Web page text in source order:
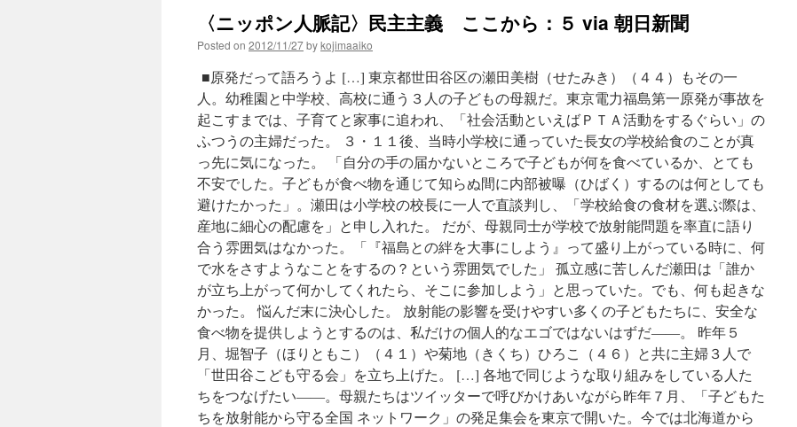
of
Atomic
Scientists
EcoWatch
〈ニッポン人脈記〉民主主義 ここから：５ via 朝日新聞
Posted on 2012/11/27bykojimaaiko
■原発だって語ろうよ […] 東京都世田谷区の瀬田美樹（せたみき）（４４）もその一
人。幼稚園と中学校、高校に通う３人の子どもの母親だ。東京電力福島第一原発が事故を
起こすまでは、子育てと家事に追われ、「社会活動といえばＰＴＡ活動をするぐらい」の
ふつうの主婦だった。 ３・１１後、当時小学校に通っていた長女の学校給食のことが真
っ先に気になった。 「自分の手の届かないところで子どもが何を食べているか、とても
不安でした。子どもが食べ物を通じて知らぬ間に内部被曝（ひばく）するのは何としても
避けたかった」。瀬田は小学校の校長に一人で直談判し、「学校給食の食材を選ぶ際は、
産地に細心の配慮を」と申し入れた。 だが、母親同士が学校で放射能問題を率直に語り
合う雰囲気はなかった。「『福島との絆を大事にしよう』って盛り上がっている時に、何
で水をさすようなことをするの？という雰囲気でした」 孤立感に苦しんだ瀬田は「誰か
が立ち上がって何かしてくれたら、そこに参加しよう」と思っていた。でも、何も起きな
かった。 悩んだ末に決心した。 放射能の影響を受けやすい多くの子どもたちに、安全な
食べ物を提供しようとするのは、私だけの個人的なエゴではないはずだ――。 昨年５
月、堀智子（ほりともこ）（４１）や菊地（きくち）ひろこ（４６）と共に主婦３人で
「世田谷こども守る会」を立ち上げた。 […] 各地で同じような取り組みをしている人た
ちをつなげたい――。母親たちはツイッターで呼びかけあいながら昨年７月、「子どもた
ちを放射能から守る全国 ネットワーク」の発足集会を東京で開いた。今では北海道から